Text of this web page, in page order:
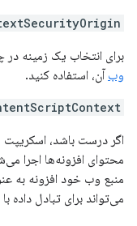
برای انتخاب یک زمینه
وب آن، استفاده کنید.
اگر درست باشد، اسکریپت
محتوای افزونه‌ها اجرا
منبع وب خود افزونه به
می‌تواند برای تبادل داده